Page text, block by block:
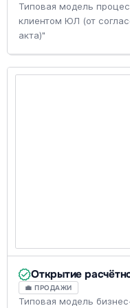
Типовая модель
клиентом ЮЛ (от
акта)"
Открытие
💼 ПРОДАЖИ
Типовая модель